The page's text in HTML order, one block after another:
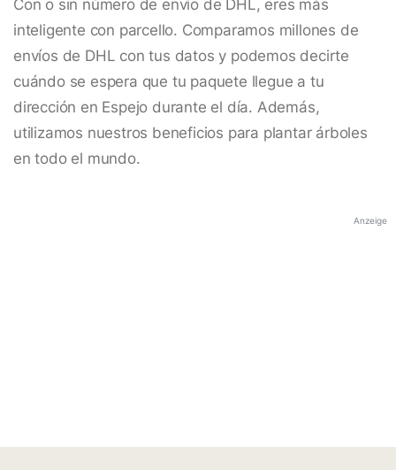
Con o sin número de envío de DHL, eres más
inteligente con parcello. Comparamos millones de
envíos de DHL con tus datos y podemos decirte
cuándo se espera que tu paquete llegue a tu
dirección en Espejo durante el día. Además,
utilizamos nuestros beneficios para plantar árboles
en todo el mundo.
Anzeige